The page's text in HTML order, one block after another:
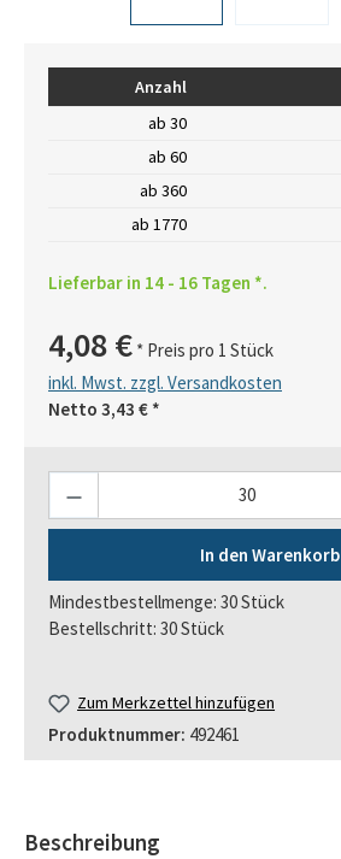
Anzahl
ab 30
ab 60
ab 360
ab 1770
Lieferbar in 14 - 16 Tagen *.
4,08 € * Preis pro 1 Stück
inkl. Mwst. zzgl. Versandkosten
Netto 3,43 € *
In den Warenkorb
Mindestbestellmenge: 30 Stück
Bestellschritt: 30 Stück
Zum Merkzettel hinzufügen
Produktnummer: 492461
Beschreibung